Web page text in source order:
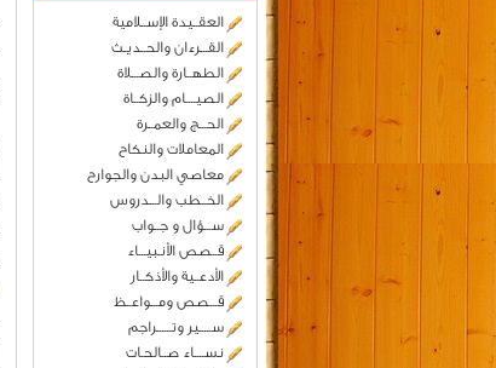
العقــيدة الإســلامية
القـــرءان والحــديـث
الطهــارة والصـــلاة
الصيــــام والزكــاة
الحـــج والعمــرة
المعاملات والنكاح
معاصي البدن والجوارح
الخــطب والـــدروس
ســـؤال و جــواب
قــصص الأنـبيـــاء
الأدعــية والأذكــار
قـــصص ومـــواعــظ
ســـــير وتــــــراجم
نســــاء صــالحـات